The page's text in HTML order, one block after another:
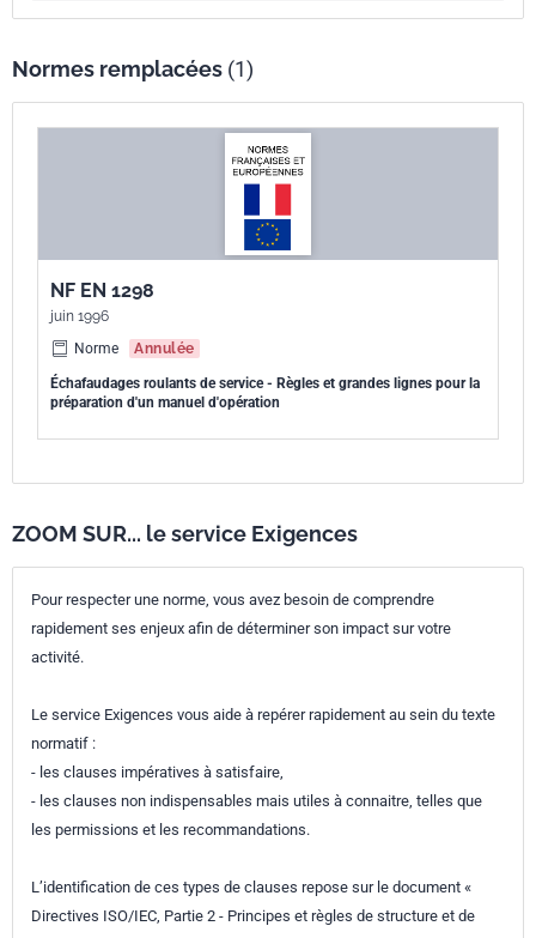
Codes ICS
Numéro de tirage 1
Normes remplacées (1)
NF EN 1298
juin 1996
Norme
Annulée
Échafaudages roulants de service - Règles et grandes lignes pour la
préparation d'un manuel d'opération
ZOOM SUR... le service Exigences
Pour respecter une norme, vous avez besoin de comprendre
rapidement ses enjeux afin de déterminer son impact sur votre
activité.
Le service Exigences vous aide à repérer rapidement au sein du texte
normatif :
- les clauses impératives à satisfaire,
- les clauses non indispensables mais utiles à connaitre, telles que
les permissions et les recommandations.
L’identification de ces types de clauses repose sur le document «
Directives ISO/IEC, Partie 2 - Principes et règles de structure et de